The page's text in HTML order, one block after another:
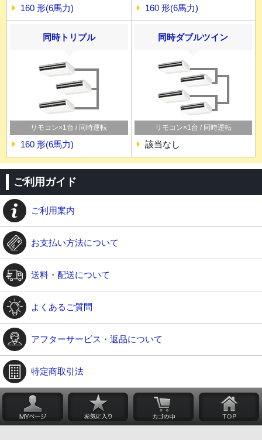
160 形(6馬力)
160 形(6馬力)
同時トリプル
リモコン×1台 / 同時運転
160 形(6馬力)
同時ダブルツイン
リモコン×1台 / 同時運転
該当なし
ご利用ガイド
ご利用案内
お支払い方法について
送料・配送について
よくあるご質問
アフターサービス・返品について
特定商取引法